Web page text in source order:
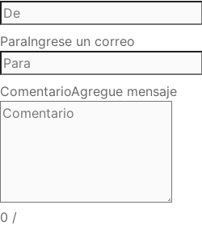
ParaIngrese un correo
ComentarioAgregue mensaje
0 /